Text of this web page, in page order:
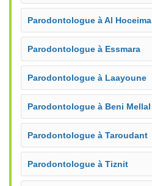
Parodontologue à Al Hoceima
Parodontologue à Essmara
Parodontologue à Laayoune
Parodontologue à Beni Mellal
Parodontologue à Taroudant
Parodontologue à Tiznit